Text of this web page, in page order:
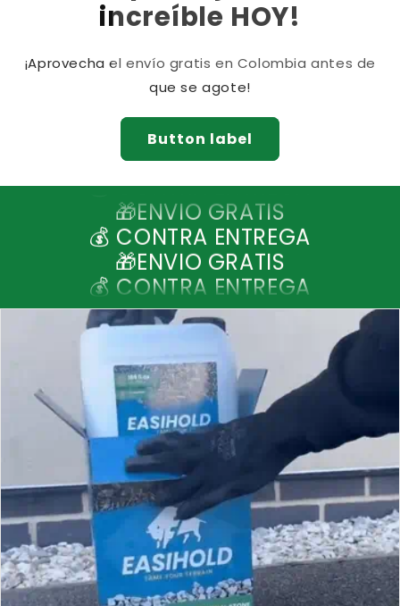
increíble HOY!
¡Aprovecha el envío gratis en Colombia antes de
que se agote!
Button label
🎁ENVIO GRATIS
💰 CONTRA ENTREGA
🎁ENVIO GRATIS
💰 CONTRA ENTREGA
🎁ENVIO GRATIS
💰 CONTRA ENTREGA
🎁ENVIO GRATIS
💰 CONTRA ENTREGA